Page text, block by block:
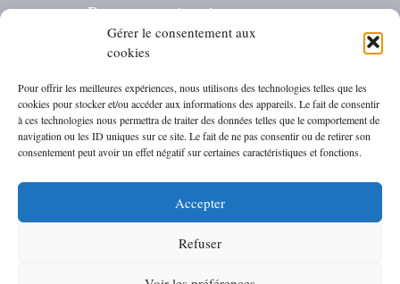
Gérer le consentement aux
cookies
Pour offrir les meilleures expériences, nous utilisons des technologies telles que les
cookies pour stocker et/ou accéder aux informations des appareils. Le fait de consentir
à ces technologies nous permettra de traiter des données telles que le comportement de
navigation ou les ID uniques sur ce site. Le fait de ne pas consentir ou de retirer son
consentement peut avoir un effet négatif sur certaines caractéristiques et fonctions.
Accepter
Refuser
Restructuration des pommettes
Jawline contouring
Masculinisation du visage homme
Skinbooster
Profhilo
HIFU visage
Hyaluronique à Saint Germain en Laye- Yvelines